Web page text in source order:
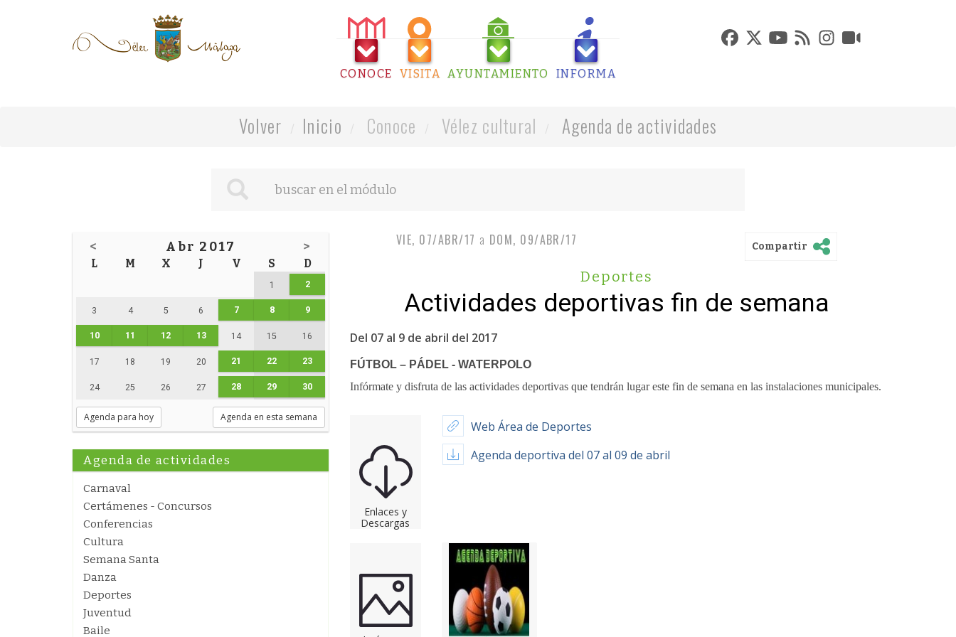
CONOCE VISITA AYUNTAMIENTO INFORMA
Volver Inicio Conoce Vélez cultural Agenda de actividades
< Abr 2017 >
L M X J V S D
1 2
3 4 5 6 7 8 9
10 11 12 13 14 15 16
17 18 19 20 21 22 23
24 25 26 27 28 29 30
Agenda para hoy Agenda en esta semana
Agenda de actividades
Carnaval
Certámenes - Concursos
Conferencias
Cultura
Semana Santa
Danza
Deportes
Juventud
Baile
VIE, 07/ABR/17 a DOM, 09/ABR/17 Compartir
Deportes
Actividades deportivas fin de semana
Del 07 al 9 de abril del 2017
FÚTBOL – PÁDEL - WATERPOLO
Infórmate y disfruta de las actividades deportivas que tendrán lugar este fin de semana en las instalaciones municipales.
Enlaces y
Descargas
Web Área de Deportes
Agenda deportiva del 07 al 09 de abril